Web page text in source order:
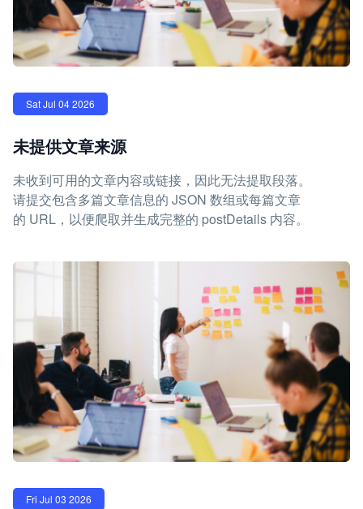
Sat Jul 04 2026
未提供文章来源
未收到可用的文章内容或链接，因此无法提取段落。
请提交包含多篇文章信息的 JSON 数组或每篇文章
的 URL，以便爬取并生成完整的 postDetails 内容。
Fri Jul 03 2026